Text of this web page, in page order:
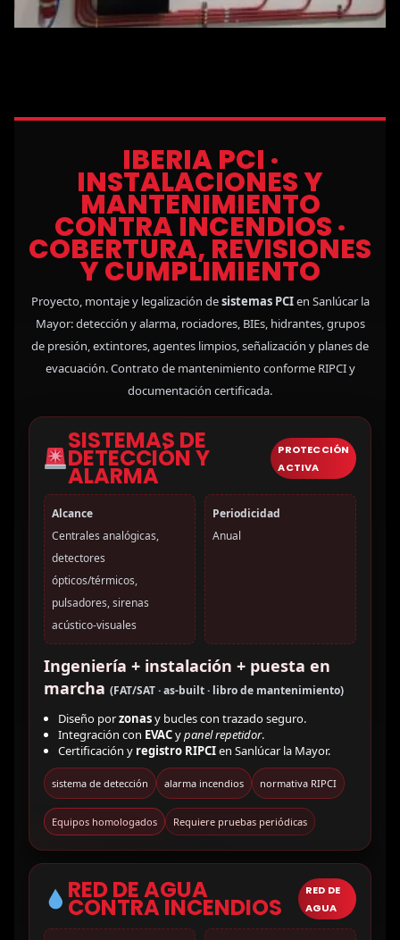
IBERIA PCI ·
INSTALACIONES Y
MANTENIMIENTO
CONTRA INCENDIOS ·
COBERTURA, REVISIONES
Y CUMPLIMIENTO
Proyecto, montaje y legalización desistemas PCIen Sanlúcar la
Mayor: detección y alarma, rociadores, BIEs, hidrantes, grupos
de presión, extintores, agentes limpios, señalización y planes de
evacuación. Contrato de mantenimiento conforme RIPCI y
documentación certificada.
SISTEMAS DE
DETECCIÓN Y
ALARMA
PROTECCIÓN
ACTIVA
Alcance
Centrales analógicas,
detectores
ópticos/térmicos,
pulsadores, sirenas
acústico-visuales
Periodicidad
Anual
Ingeniería + instalación + puesta en
marcha (FAT/SAT · as-built · libro de mantenimiento)
Diseño porzonasy bucles con trazado seguro.
Integración con EVACypanel repetidor.
Certificación y registro RIPCIen Sanlúcar la Mayor.
sistema de detección alarma incendios normativa RIPCI
Equipos homologados Requiere pruebas periódicas
RED DE AGUA
CONTRA INCENDIOS
RED DE
AGUA